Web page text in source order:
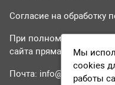
Согласие на обработку
При полном или
сайта прямая
Почта: info@tvr24.tv
Мы
cookies
работы